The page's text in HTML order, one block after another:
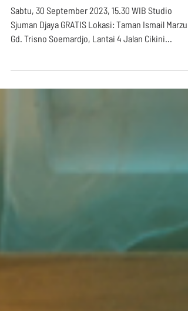
Sabtu, 30 September 2023, 15.30 WIB Studio
Sjuman Djaya GRATIS Lokasi: Taman Ismail Marzuki